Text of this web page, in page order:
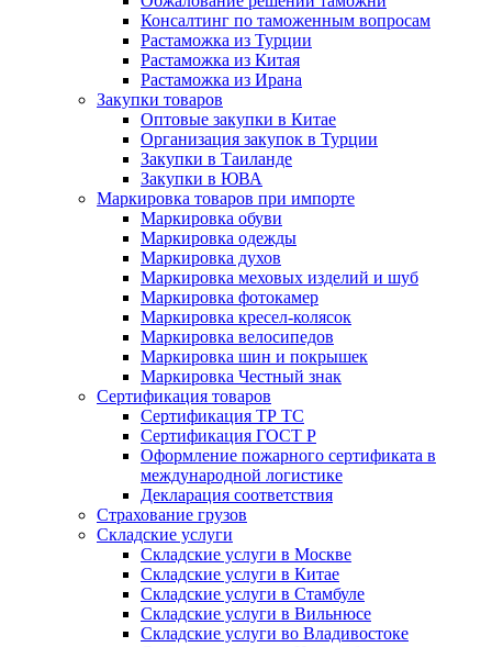
Консалтинг по таможенным вопросам
Растаможка из Турции
Растаможка из Китая
Растаможка из Ирана
Закупки товаров
Оптовые закупки в Китае
Организация закупок в Турции
Закупки в Таиланде
Закупки в ЮВА
Маркировка товаров при импорте
Маркировка обуви
Маркировка одежды
Маркировка духов
Маркировка меховых изделий и шуб
Маркировка фотокамер
Маркировка кресел-колясок
Маркировка велосипедов
Маркировка шин и покрышек
Маркировка Честный знак
Сертификация товаров
Сертификация ТР ТС
Сертификация ГОСТ Р
Оформление пожарного сертификата в
международной логистике
Декларация соответствия
Страхование грузов
Складские услуги
Складские услуги в Москве
Складские услуги в Китае
Складские услуги в Стамбуле
Складские услуги в Вильнюсе
Складские услуги во Владивостоке